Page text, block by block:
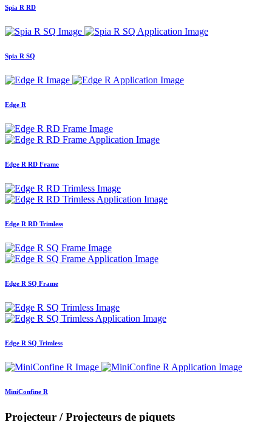
Spia R RD
Spia R SQ
Edge R
Edge R RD Frame
Edge R RD Trimless
Edge R SQ Frame
Edge R SQ Trimless
MiniConfine R
Projecteur / Projecteurs de piquets